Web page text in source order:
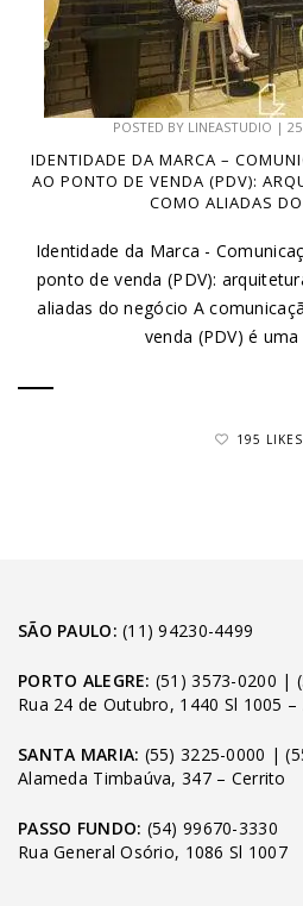
POSTED BY LINEASTUDIO |
IDENTIDADE DA MARCA –
AO PONTO DE VENDA (PDV):
COMO ALIADAS
Identidade da Marca -
ponto de venda (PDV):
aliadas do negócio A
venda (PDV) é
195 LIKES
SÃO PAULO:(11) 94230-4499
PORTO ALEGRE: (51) 3573-0200 |
Rua 24 de Outubro, 1440 Sl 1005 –
SANTA MARIA: (55) 3225-0000 |
Alameda Timbaúva, 347 – Cerrito
PASSO FUNDO: (54) 99670-3330
Rua General Osório, 1086 Sl 1007